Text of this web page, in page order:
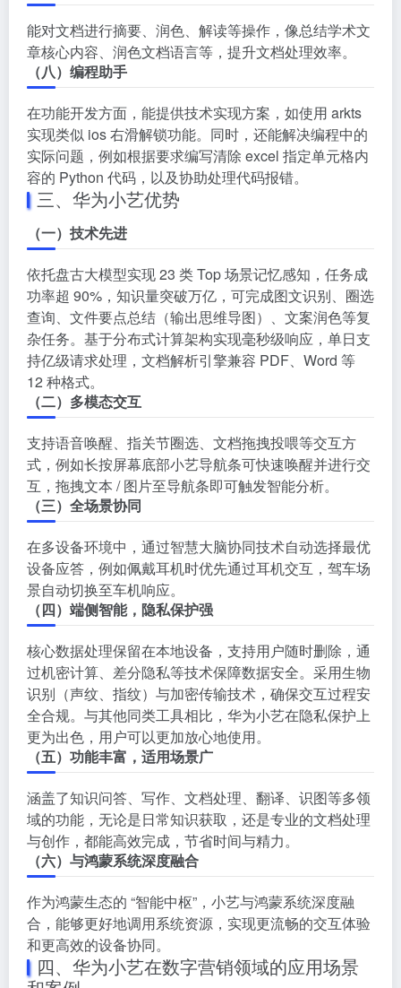
能对文档进行摘要、润色、解读等操作，像总结学术文
章核心内容、润色文档语言等，提升文档处理效率。
（八）编程助手
在功能开发方面，能提供技术实现方案，如使用 arkts
实现类似 ios 右滑解锁功能。同时，还能解决编程中的
实际问题，例如根据要求编写清除 excel 指定单元格内
容的 Python 代码，以及协助处理代码报错。
三、华为小艺优势
（一）技术先进
依托盘古大模型实现 23 类 Top 场景记忆感知，任务成
功率超 90%，知识量突破万亿，可完成图文识别、圈选
查询、文件要点总结（输出思维导图）、文案润色等复
杂任务。基于分布式计算架构实现毫秒级响应，单日支
持亿级请求处理，文档解析引擎兼容 PDF、Word 等
12 种格式。
（二）多模态交互
支持语音唤醒、指关节圈选、文档拖拽投喂等交互方
式，例如长按屏幕底部小艺导航条可快速唤醒并进行交
互，拖拽文本 / 图片至导航条即可触发智能分析。
（三）全场景协同
在多设备环境中，通过智慧大脑协同技术自动选择最优
设备应答，例如佩戴耳机时优先通过耳机交互，驾车场
景自动切换至车机响应。
（四）端侧智能，隐私保护强
核心数据处理保留在本地设备，支持用户随时删除，通
过机密计算、差分隐私等技术保障数据安全。采用生物
识别（声纹、指纹）与加密传输技术，确保交互过程安
全合规。与其他同类工具相比，华为小艺在隐私保护上
更为出色，用户可以更加放心地使用。
（五）功能丰富，适用场景广
涵盖了知识问答、写作、文档处理、翻译、识图等多领
域的功能，无论是日常知识获取，还是专业的文档处理
与创作，都能高效完成，节省时间与精力。
（六）与鸿蒙系统深度融合
作为鸿蒙生态的 “智能中枢”，小艺与鸿蒙系统深度融
合，能够更好地调用系统资源，实现更流畅的交互体验
和更高效的设备协同。
四、华为小艺在数字营销领域的应用场景